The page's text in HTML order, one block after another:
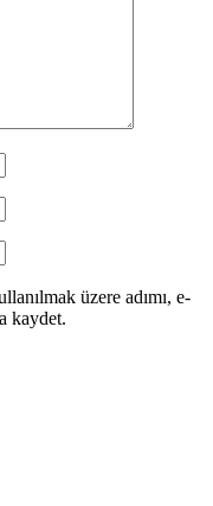
üzere adımı, e-
kaydet.